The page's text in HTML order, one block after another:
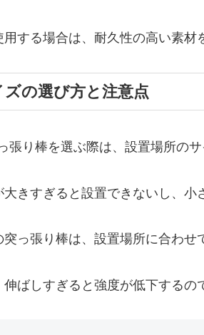
する場合は、耐久性の高い素材
ズの選び方と注意点
張り棒を選ぶ際は、設置場所の
大きすぎると設置できないし、小
っ張り棒は、設置場所に合わせ
伸ばしすぎると強度が低下するの